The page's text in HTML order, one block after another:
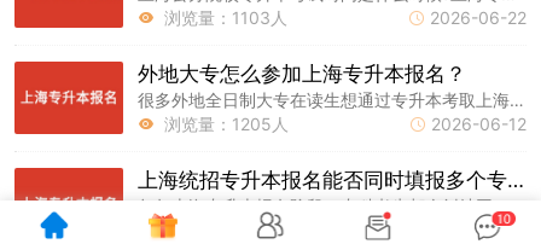
 浏览量：1103人  2026-06-22
外地大专怎么参加上海专升本报名？
很多外地全日制大专在读生想通过专升本考取上海本科院校，却不清楚报考流程。上海专升本报名网结合上海最新招生政策，详细梳理报考条件及注意事项，帮助考生顺利完成报考。
 浏览量：1205人  2026-06-12
上海统招专升本报名能否同时填报多个专业？
 浏览量：1320人 2026-06-12